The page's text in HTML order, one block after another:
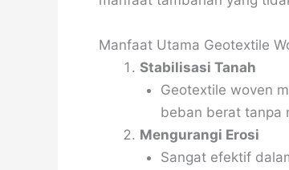
Manfaat Utama Geotextile
Stabilisasi Tanah
Geotextile woven
beban berat tanpa
Mengurangi Erosi
Sangat efektif